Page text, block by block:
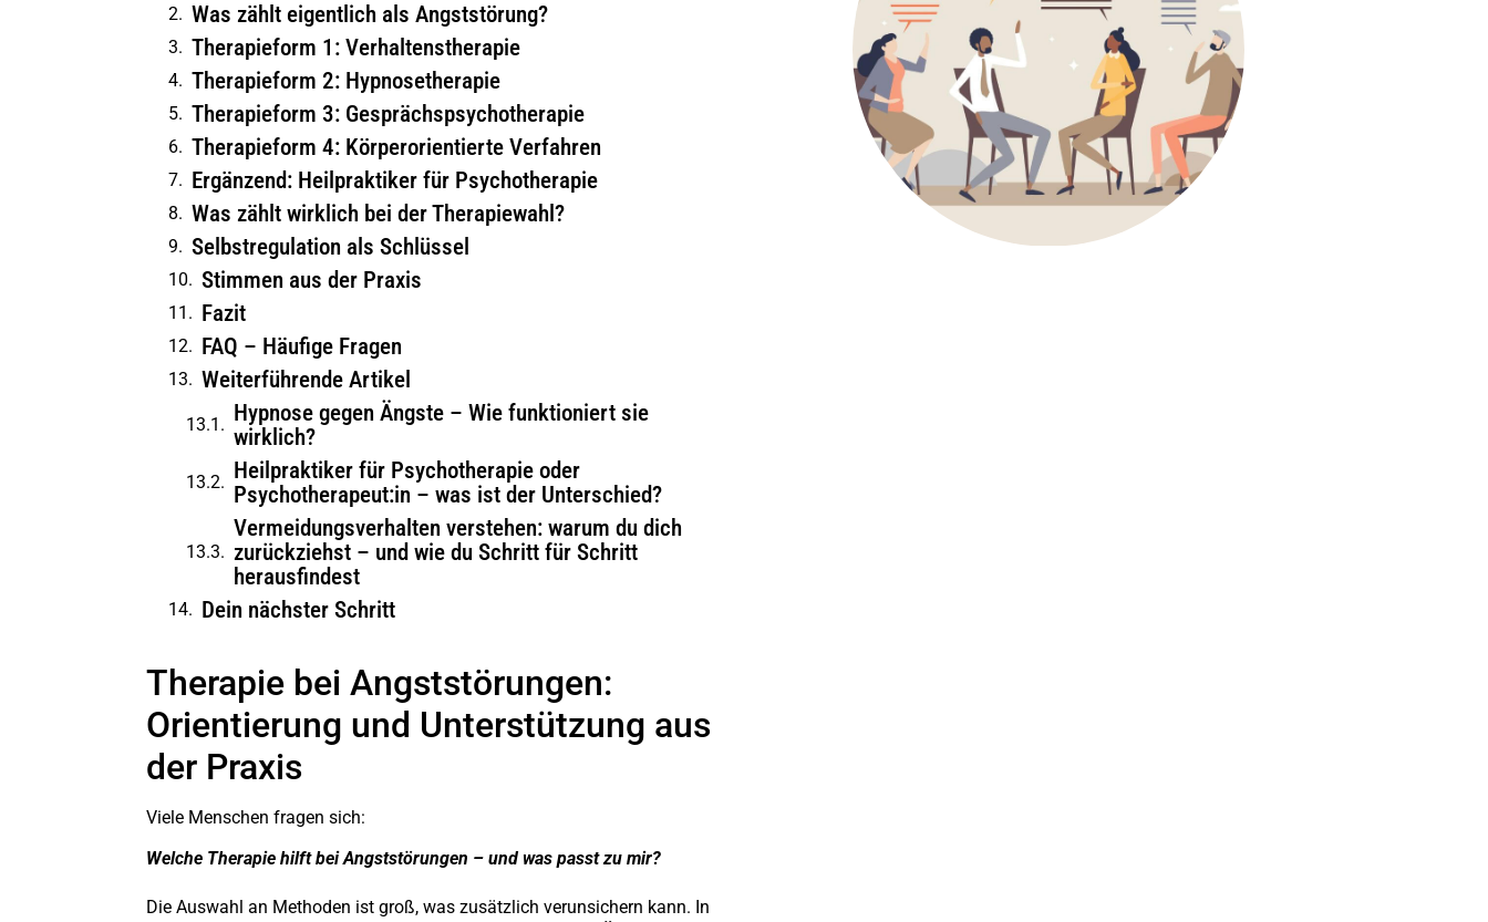
Was zählt eigentlich als Angststörung?
Therapieform 1: Verhaltenstherapie
Therapieform 2: Hypnosetherapie
Therapieform 3: Gesprächspsychotherapie
Therapieform 4: Körperorientierte Verfahren
Ergänzend: Heilpraktiker für Psychotherapie
Was zählt wirklich bei der Therapiewahl?
Selbstregulation als Schlüssel
Stimmen aus der Praxis
Fazit
FAQ – Häufige Fragen
Weiterführende Artikel
Hypnose gegen Ängste – Wie funktioniert sie
wirklich?
Heilpraktiker für Psychotherapie oder
Psychotherapeut:in – was ist der Unterschied?
Vermeidungsverhalten verstehen: warum du dich
zurückziehst – und wie du Schritt für Schritt
herausfindest
Dein nächster Schritt
Therapie bei Angststörungen:
Orientierung und Unterstützung aus
der Praxis
Viele Menschen fragen sich:
Welche Therapie hilft bei Angststörungen – und was passt zu mir?
Die Auswahl an Methoden ist groß, was zusätzlich verunsichern kann. In